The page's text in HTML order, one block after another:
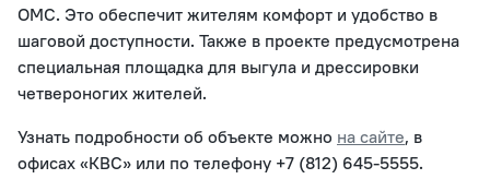
ОМС. Это обеспечит жителям комфорт и удобство в
шаговой доступности. Также в проекте предусмотрена
специальная площадка для выгула и дрессировки
четвероногих жителей.
Узнать подробности об объекте можно на сайте, в
офисах «КВС» или по телефону +7 (812) 645-5555.